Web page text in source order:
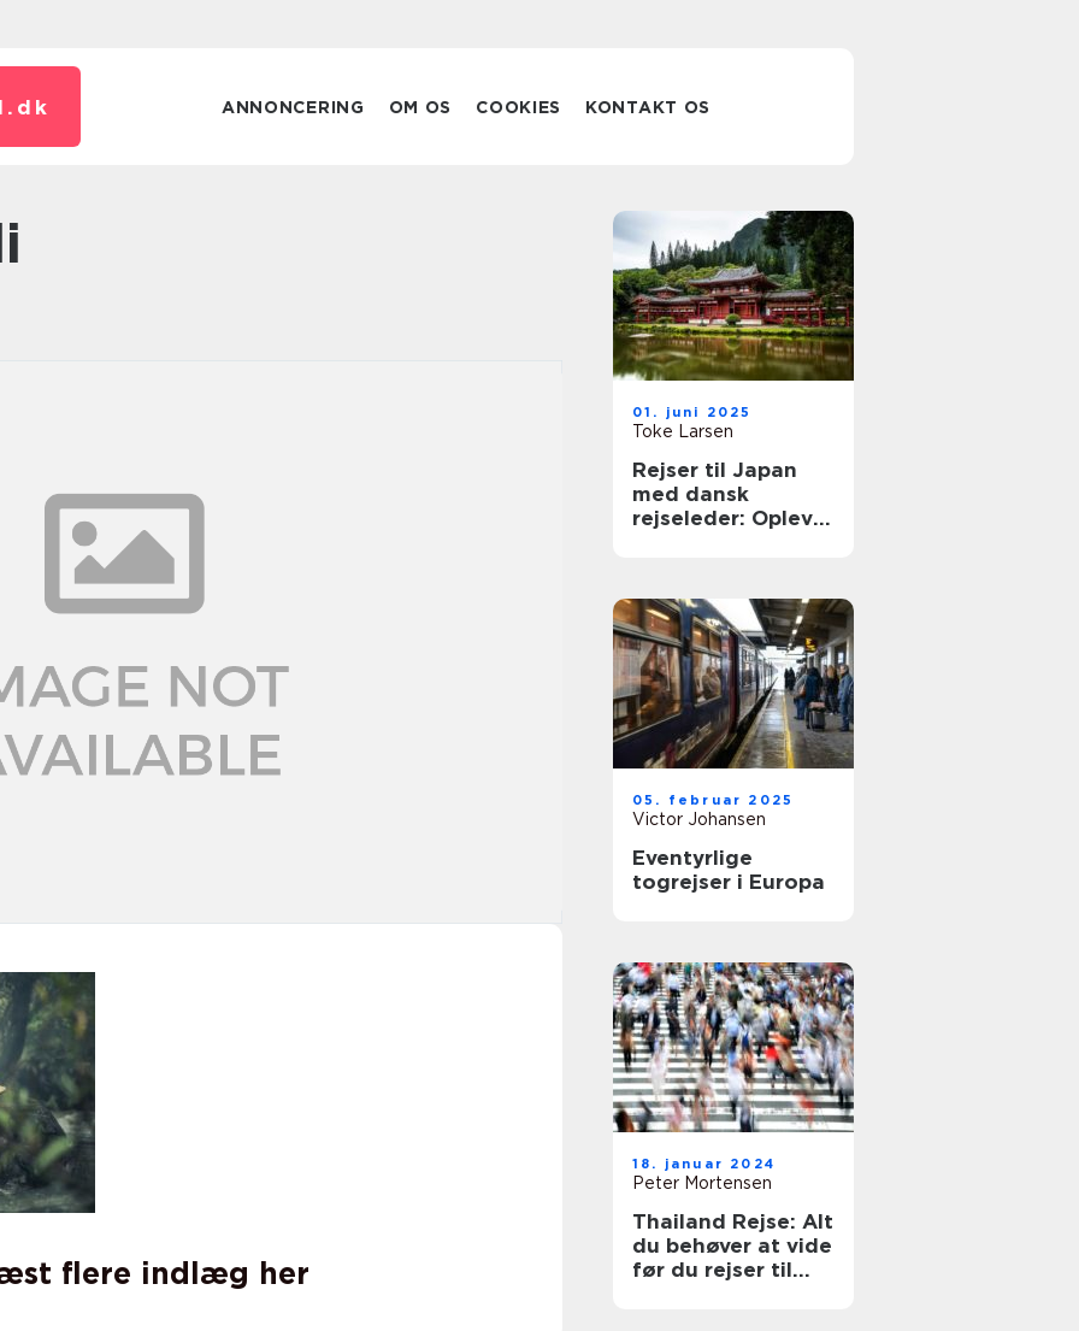
dk ANNONCERING OM OS COOKIES KONTAKT OS
flere indlæg her
01. juni 2025
Toke Larsen
Rejser til Japan
med dansk
rejseleder: Oplev
05. februar 2025
Victor Johansen
Eventyrlige
togrejser i Europa
18. januar 2024
Peter Mortensen
Thailand Rejse: Alt
du behøver at vide
før du rejser til